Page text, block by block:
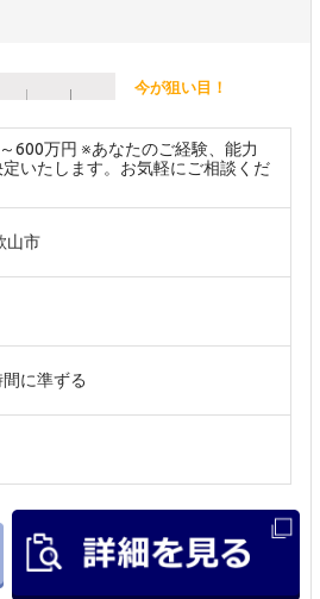
今が狙い目！
600万円 ※あなたのご経験、能力
いたします。お気軽にご相談くだ
山市
に準ずる